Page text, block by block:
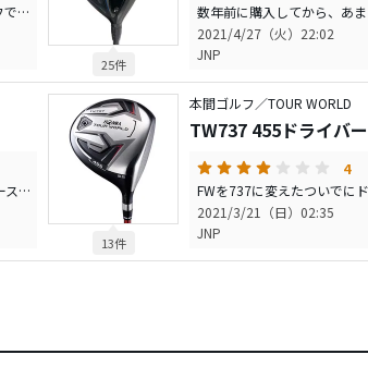
2ラウンドしてきた感想です。 ボールはホンマのTW-S,Xをハーフで打ち比べ（各1ラウンドづつ使用）しました。 2ラウンド共に、ドライバーはあまり使用せずに、なるべくこのクラブで打ってきました。 結論から言うと、想像以上にめちゃくちゃ良かったです。 まず、飛距離はティーアップして大体230〜240y位。しなくても220yは打てました。 弾道は高く、あまりランが出ない球が多かった様に思います。 曲がり幅ですが、特に曲げる意識はせずに打ってみたら、ほとんどストレート〜ドローの球筋で、曲がり幅も10〜20yくらいでした。 今まで、ティーショットでもセカンドショットでも、FWを選択すると、飛距離は出ているけど左右どちらかに大きく曲がる、ランが出過ぎてグリーンオーバーする、自分の狙いに打てる確率が20%程度あれば良い方でしたが、今回は75%位は満足の行くショットが打てたと思います。 とにかく、練習場のレンジボールよりも全然曲がらず、曲がっても一定の方向に曲がってくれたのが良かったです。 ドライバーやFWが苦手な方に、是非とも試して欲しいクラブだと思いました。 ベストスコアの89も出せたので、大満足でした！
25件
2021/4/27（火）22:02
JNP
前から気になっていたので購入してみました。 見た目は、フェース面は標準くらいで後ろはシャローバック、結構投影面積が大きく見えます。 フェースは少し被って見えます。 クラウンは装飾などはありません。前作TW737と比べると、クラウンの色が少しガンメタ気味な黒でした。 飛距離性能は高いと思います。とにかく棒球でぶっ飛んで行く感じ。 曲がり幅も少ないと思いました。 操作性は余り高くないように思います。曲がりにくいのもありますが、油断すると結構ドロップした球が出るので、しっかりアッパーに当て、振り切るイメージで打っています。 音、打感は、芯で打てるとそれなりに柔らかくは感じます。バシッという感じの音。ですが、芯を外すとカキーンという感じの音に変わります。自分レベルだと6〜7割この音です。 新品で20000〜25000円程度で手に入るので、かなり安いと思います。 ヘッドスピードが速めで、ドライバーはとにかく真っ直ぐ打ちたい。という人にオススメしたいクラブです 。
13件
本間ゴルフ／TOUR WORLD
TW737 455ドライバー
4
2021/3/21（日）02:35
JNP